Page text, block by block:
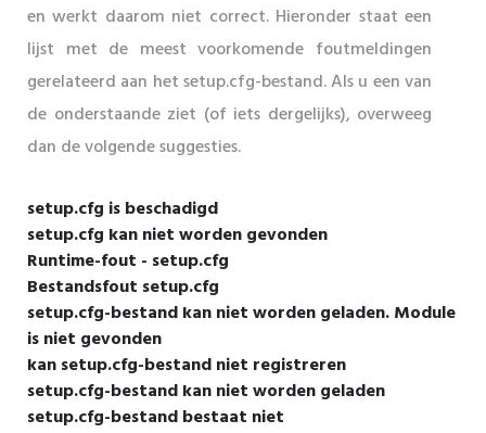
en werkt daarom niet correct. Hieronder staat een
lijst met de meest voorkomende foutmeldingen
gerelateerd aan het setup.cfg-bestand. Als u een van
de onderstaande ziet (of iets dergelijks), overweeg
dan de volgende suggesties.
setup.cfg is beschadigd
setup.cfg kan niet worden gevonden
Runtime-fout - setup.cfg
Bestandsfout setup.cfg
setup.cfg-bestand kan niet worden geladen. Module
is niet gevonden
kan setup.cfg-bestand niet registreren
setup.cfg-bestand kan niet worden geladen
setup.cfg-bestand bestaat niet